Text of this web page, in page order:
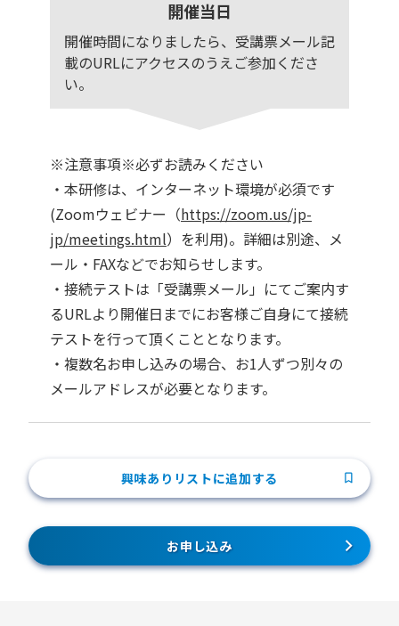
開催当日
開催時間になりましたら、受講票メール記
載のURLにアクセスのうえご参加くださ
い。
※注意事項※必ずお読みください
・本研修は、インターネット環境が必須です
(Zoomウェビナー（https://zoom.us/jp-
jp/meetings.html）を利用)。詳細は別途、メ
ール・FAXなどでお知らせします。
・接続テストは「受講票メール」にてご案内す
るURLより開催日までにお客様ご自身にて接続
テストを行って頂くこととなります。
・複数名お申し込みの場合、お1人ずつ別々の
メールアドレスが必要となります。
興味ありリストに追加する
お申し込み